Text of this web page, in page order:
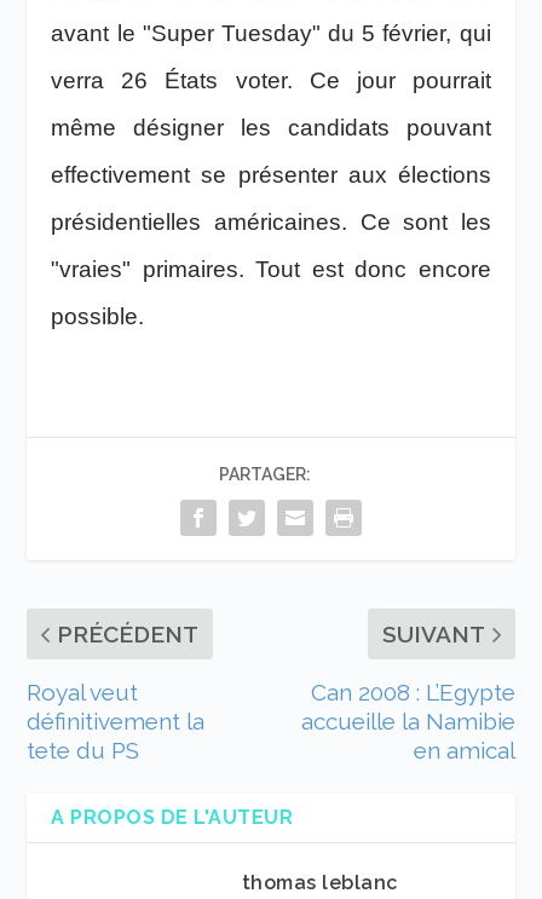
avant le "Super Tuesday" du 5 février, qui
verra 26 États voter. Ce jour pourrait
même désigner les candidats pouvant
effectivement se présenter aux élections
présidentielles américaines. Ce sont les
"vraies" primaires. Tout est donc encore
possible.
PARTAGER:
PRÉCÉDENT
Royal veut
définitivement la
tete du PS
SUIVANT
Can 2008 : L’Egypte
accueille la Namibie
en amical
A PROPOS DE L'AUTEUR
thomas leblanc